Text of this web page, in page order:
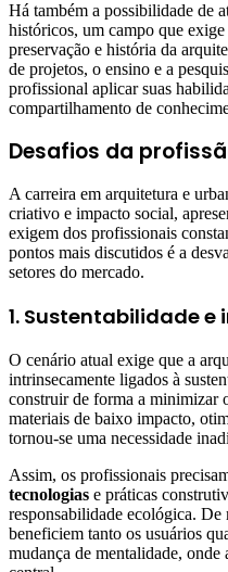
Há também a possibilidade de
históricos, um campo que
preservação e história da
de projetos, o ensino e a
profissional aplicar suas
compartilhamento de
Desafios da
A carreira em arquitetura e
criativo e impacto social,
exigem dos profissionais
pontos mais discutidos é a
setores do mercado.
1. Sustentabilidade
O cenário atual exige que a
intrinsecamente ligados à
construir de forma a minimizar
materiais de baixo impacto,
tornou-se uma necessidade
Assim, os profissionais
tecnologias e práticas
responsabilidade ecológica.
beneficiem tanto os usuários
mudança de mentalidade,